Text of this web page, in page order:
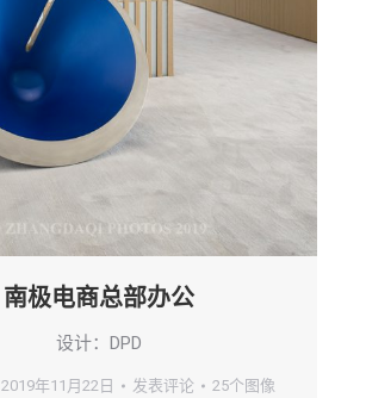
南极电商总部办公
设计：DPD
2019年11月22日 发表评论 25个图像